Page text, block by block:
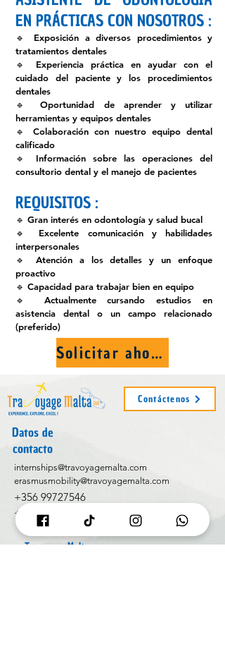
EN PRÁCTICAS CON NOSOTROS :
🔹 Exposición a diversos procedimientos y
tratamientos dentales
🔹 Experiencia práctica en ayudar con el
cuidado del paciente y los procedimientos
dentales
🔹 Oportunidad de aprender y utilizar
herramientas y equipos dentales
🔹 Colaboración con nuestro equipo dental
calificado
🔹 Información sobre las operaciones del
consultorio dental y el manejo de pacientes​
REQUISITOS :
🔹 Gran interés en odontología y salud bucal
🔹 Excelente comunicación y habilidades
interpersonales
🔹 Atención a los detalles y un enfoque
proactivo
🔹 Capacidad para trabajar bien en equipo
🔹 Actualmente cursando estudios en
asistencia dental o un campo relacionado
(preferido)
Solicitar ahora
Contáctenos
Datos de
contacto
internships@travoyagemalta.com
erasmusmobility@travoyagemalta.com
+356 99727546
+356 99727501
TravoyageMalta